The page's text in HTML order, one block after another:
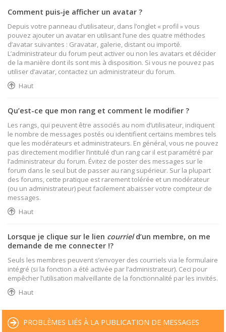
Comment puis-je afficher un avatar ?
Depuis votre panneau d’utilisateur, dans l’onglet « profil » vous
pouvez ajouter un avatar en utilisant l’une des quatre méthodes
d’avatar suivantes : Gravatar, galerie, distant ou importé.
L’administrateur du forum peut activer ou non les avatars et décider
de la manière dont ils sont mis à disposition. Si vous ne pouvez pas
utiliser d’avatar, contactez un administrateur du forum.
Haut
Qu’est-ce que mon rang et comment le modifier ?
Les rangs, qui peuvent être associés au nom d’utilisateur, indiquent
le nombre de messages postés ou identifient certains membres tels
que les modérateurs et administrateurs. En général, vous ne pouvez
pas directement modifier l’intitulé d’un rang car il est paramétré par
l’administrateur du forum. Évitez de poster des messages sur le
forum dans le seul but de passer au rang supérieur. Sur la plupart
des forums, cette pratique est rarement tolérée et un modérateur
(ou un administrateur) peut facilement abaisser votre compteur de
messages.
Haut
Lorsque je clique sur le lien courrield’un membre, on me
demande de me connecter !?
Seuls les membres peuvent s’envoyer des courriels via le formulaire
intégré (si la fonction a été activée par l’administrateur). Ceci pour
empêcher l’utilisation malveillante de la fonctionnalité par les invités.
Haut
PROBLÈMES LIÉS À LA PUBLICATION DE MESSAGES